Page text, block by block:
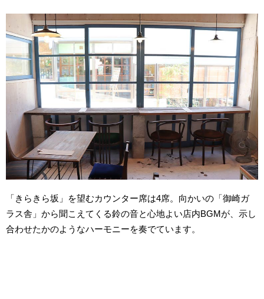
「きらきら坂」を望むカウンター席は4席。向かいの「御崎ガ
ラス舎」から聞こえてくる鈴の音と心地よい店内BGMが、示し
合わせたかのようなハーモニーを奏でています。